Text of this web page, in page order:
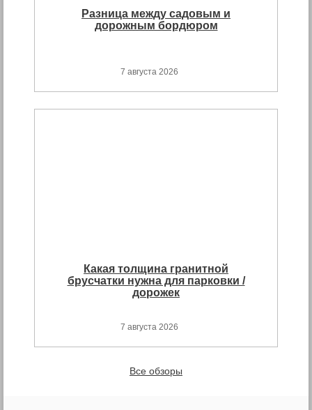
Разница между садовым и
дорожным бордюром
7 августа 2026
Какая толщина гранитной
брусчатки нужна для парковки /
дорожек
7 августа 2026
Все обзоры